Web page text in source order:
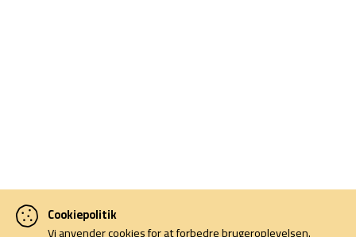
Cookiepolitik
Vi anvender cookies for at forbedre brugeroplevelsen.